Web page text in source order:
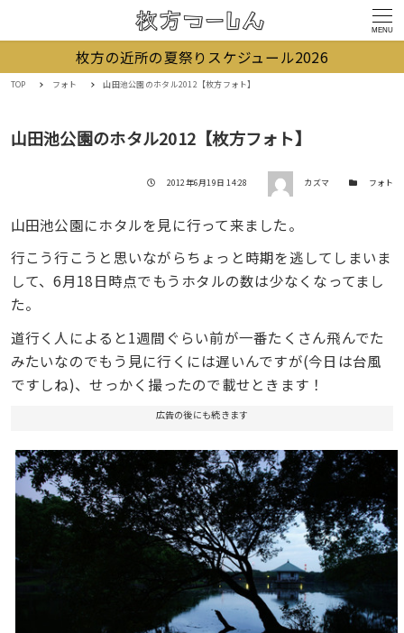
MENU
枚方の近所の夏祭りスケジュール2026
TOP フォト 山田池公園のホタル2012【枚方フォト】
山田池公園のホタル2012【枚方フォト】
投稿日
2012年6月19日 14:28 著者 カズマ カテゴリー
フォト
山田池公園にホタルを見に行って来ました。
行こう行こうと思いながらちょっと時期を逃してしまいま
して、6月18日時点でもうホタルの数は少なくなってまし
た。
道行く人によると1週間ぐらい前が一番たくさん飛んでた
みたいなのでもう見に行くには遅いんですが(今日は台風
ですしね)、せっかく撮ったので載せときます！
広告の後にも続きます